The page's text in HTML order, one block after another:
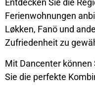
Entdecken Sie die
Ferienwohnungen
Løkken, Fanö und
Zufriedenheit zu
Mit Dancenter können
Sie die perfekte